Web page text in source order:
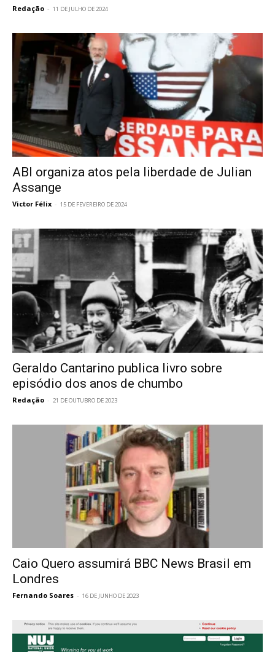
Redação - 11 DE JULHO DE 2024
ABI organiza atos pela liberdade de Julian
Assange
Victor Félix - 15 DE FEVEREIRO DE 2024
Geraldo Cantarino publica livro sobre
episódio dos anos de chumbo
Redação - 21 DE OUTUBRO DE 2023
Caio Quero assumirá BBC News Brasil em
Londres
Fernando Soares - 16 DE JUNHO DE 2023